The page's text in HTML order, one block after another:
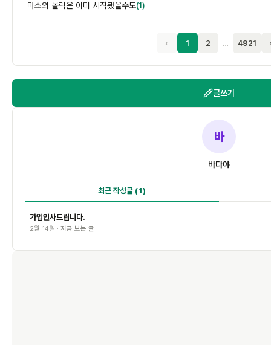
마소의 몰락은 이미 시작됐을수도(1)
‹ 1 2 … 4921
글쓰기
바
바다야
최근 작성글 (1)
가입인사드립니다.
2월 14일 · 지금 보는 글